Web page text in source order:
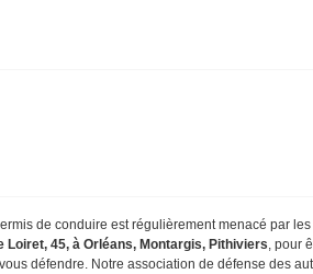
de conduire est régulièrement menacé par
45, à Orléans, Montargis, Pithiviers, pour
défendre. Notre association de défense des